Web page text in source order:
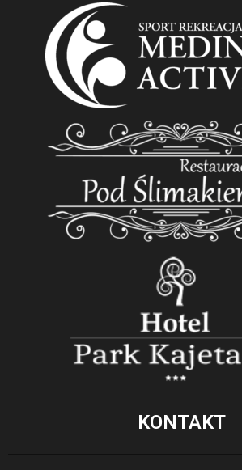
KONTAKT